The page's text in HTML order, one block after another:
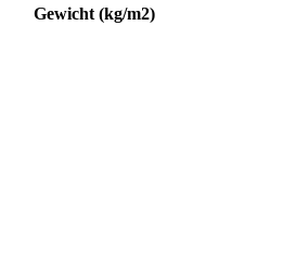
Gewicht (kg/m2)